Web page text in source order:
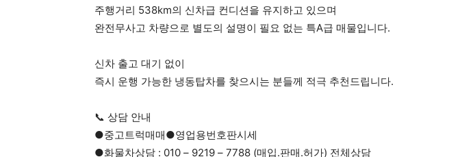
주행거리 538km의 신차급 컨디션을 유지하고 있으며
완전무사고 차량으로 별도의 설명이 필요 없는 특A급 매물입니다.
신차 출고 대기 없이
즉시 운행 가능한 냉동탑차를 찾으시는 분들께 적극 추천드립니다.
📞 상담 안내
●중고트럭매매●영업용번호판시세
●화물차상담 : 010 – 9219 – 7788 (매입.판매.허가) 전체상담